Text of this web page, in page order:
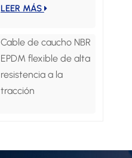
LEER MÁS
Cable de caucho NBR
EPDM flexible de alta
resistencia a la
tracción